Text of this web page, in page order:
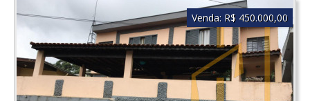
Venda: R$ 450.000,00